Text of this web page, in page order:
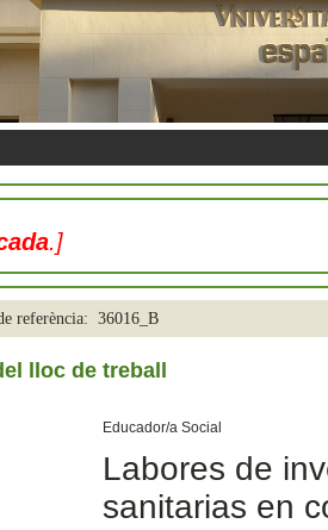
.]
referència: 36016_B
lloc de treball
Educador/a Social
Labores de
sanitarias en